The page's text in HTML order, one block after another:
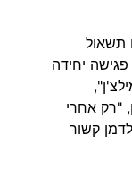
תשאול
יחידה
"רק אחרי
קשור